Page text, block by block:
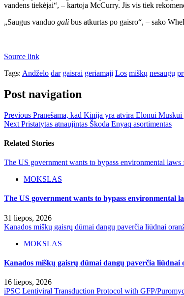
vandens tiekėjai“, – kartoja McCurry. Jis vis tiek
„Saugus vanduo gali bus atkurtas po gaisro“, – sako
Source link
Tags: Andželo dar gaisrai geriamąjį Los miškų nesaugų
Post navigation
Previous Pranešama, kad Kinija yra atvira Elonui
Next Pristatytas atnaujintas Škoda Enyaq asortimentas
Related Stories
The US government wants to bypass environmental
MOKSLAS
The US government wants to bypass environmental
31 liepos, 2026
Kanados miškų gaisrų dūmai dangų paverčia liūdnai
MOKSLAS
Kanados miškų gaisrų dūmai dangų paverčia
16 liepos, 2026
iPSC Lentiviral Transduction Protocol with GFP/